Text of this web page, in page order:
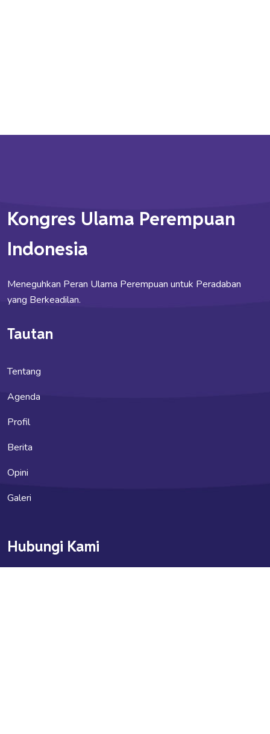
Kongres Ulama Perempuan
Indonesia
Meneguhkan Peran Ulama Perempuan untuk Peradaban
yang Berkeadilan.
Tautan
Tentang
Agenda
Profil
Berita
Opini
Galeri
Hubungi Kami